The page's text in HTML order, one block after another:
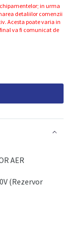
in urma
detaliilor comenzii
Acesta poate varia in
va fi comunicat de
AER
(Rezervor